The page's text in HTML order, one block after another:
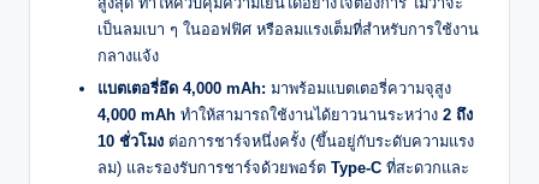
เป็นลมเบา ๆ ในออฟฟิศ หรือลมแรงเต็มที่สำหรับการใช้งาน
กลางแจ้ง
แบตเตอรี่อึด 4,000 mAh: มาพร้อมแบตเตอรี่ความจุสูง
4,000 mAh ทำให้สามารถใช้งานได้ยาวนานระหว่าง 2 ถึง
10 ชั่วโมง ต่อการชาร์จหนึ่งครั้ง (ขึ้นอยู่กับระดับความแรง
ลม) และรองรับการชาร์จด้วยพอร์ต Type-C ที่สะดวกและ